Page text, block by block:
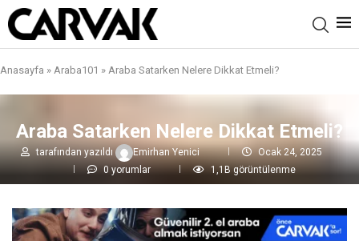
Anasayfa » Araba101 » Araba Satarken Nelere Dikkat Etmeli?
Araba Satarken Nelere Dikkat Etmeli?
tarafından yazıldı Emirhan Yenici
Ocak 24, 2025
0 yorumlar
1,1Bgörüntülenme